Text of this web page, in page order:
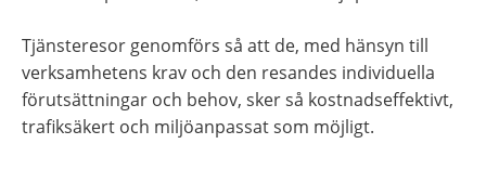
Tjänsteresor genomförs så att de, med hänsyn till
verksamhetens krav och den resandes individuella
förutsättningar och behov, sker så kostnadseffektivt,
trafiksäkert och miljöanpassat som möjligt.